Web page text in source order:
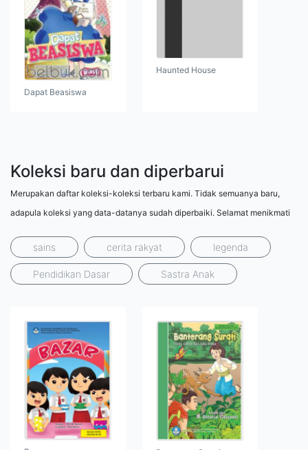
Dapat Beasiswa
Haunted House
Koleksi baru dan diperbarui
Merupakan daftar koleksi-koleksi terbaru kami. Tidak semuanya baru,
adapula koleksi yang data-datanya sudah diperbaiki. Selamat menikmati
sains cerita rakyat legenda
Pendidikan Dasar Sastra Anak